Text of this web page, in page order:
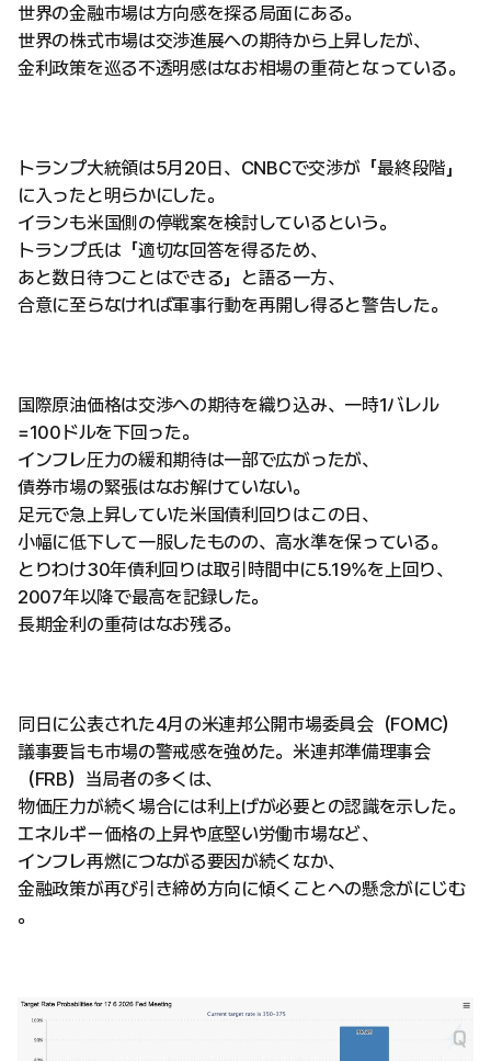
世界の金融市場は方向感を探る局面にある。
世界の株式市場は交渉進展への期待から上昇したが、
金利政策を巡る不透明感はなお相場の重荷となっている。
トランプ大統領は5月20日、CNBCで交渉が「最終段階」
に入ったと明らかにした。
イランも米国側の停戦案を検討しているという。
トランプ氏は「適切な回答を得るため、
あと数日待つことはできる」と語る一方、
合意に至らなければ軍事行動を再開し得ると警告した。
国際原油価格は交渉への期待を織り込み、一時1バレル
=100ドルを下回った。
インフレ圧力の緩和期待は一部で広がったが、
債券市場の緊張はなお解けていない。
足元で急上昇していた米国債利回りはこの日、
小幅に低下して一服したものの、高水準を保っている。
とりわけ30年債利回りは取引時間中に5.19%を上回り、
2007年以降で最高を記録した。
長期金利の重荷はなお残る。
同日に公表された4月の米連邦公開市場委員会（FOMC）
議事要旨も市場の警戒感を強めた。米連邦準備理事会
（FRB）当局者の多くは、
物価圧力が続く場合には利上げが必要との認識を示した。
エネルギー価格の上昇や底堅い労働市場など、
インフレ再燃につながる要因が続くなか、
金融政策が再び引き締め方向に傾くことへの懸念がにじむ
。